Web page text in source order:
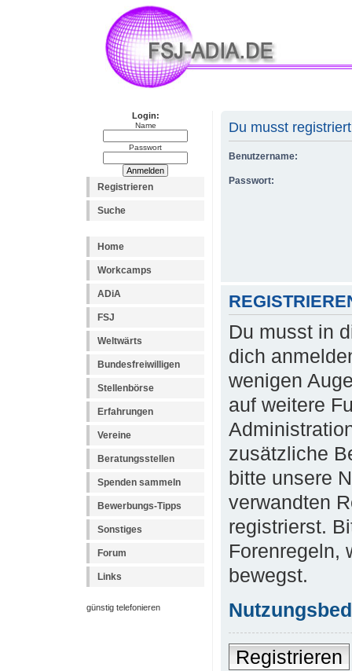
Login:
Name
Passwort
Registrieren
Suche
Home
Workcamps
ADiA
FSJ
Weltwärts
Bundesfreiwilligen
Stellenbörse
Erfahrungen
Vereine
Beratungsstellen
Spenden sammeln
Bewerbungs-Tipps
Sonstiges
Forum
Links
günstig telefonieren
Du musst
Benutzername:
Passwort:
Du musst in
dich
wenigen
auf weitere
zusätzliche
bitte unsere
verwandten
registrierst.
Forenregeln,
bewegst.
Registrieren